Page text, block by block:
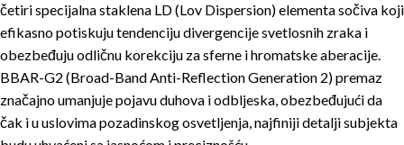
četiri specijalna staklena LD (Lov Dispersion) elementa sočiva koji
efikasno potiskuju tendenciju divergencije svetlosnih zraka i
obezbeđuju odličnu korekciju za sferne i hromatske aberacije.
BBAR-G2 (Broad-Band Anti-Reflection Generation 2) premaz
značajno umanjuje pojavu duhova i odbljeska, obezbeđujući da
čak i u uslovima pozadinskog osvetljenja, najfiniji detalji subjekta